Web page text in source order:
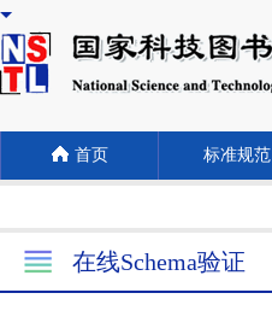
首页 标准规范
在线Schema验证